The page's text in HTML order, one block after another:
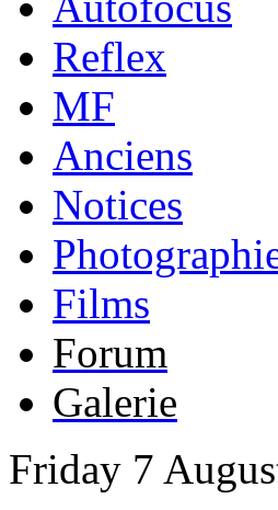
Reflex
MF
Anciens
Notices
Films
Forum
Galerie
Friday 7